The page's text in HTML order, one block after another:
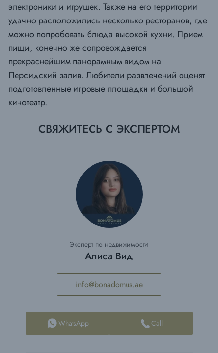
электроники и игрушек. Также на его территории
удачно расположились несколько ресторанов, где
можно попробовать блюда высокой кухни. Прием
пищи, конечно же сопровождается
прекраснейшим панорамным видом на
Персидский залив. Любители развлечений оценят
подготовленные игровые площадки и большой
кинотеатр.
СВЯЖИТЕСЬ С ЭКСПЕРТОМ
Эксперт по недвижимости
Алиса Вид
info@bonadomus.ae
WhatsApp Call